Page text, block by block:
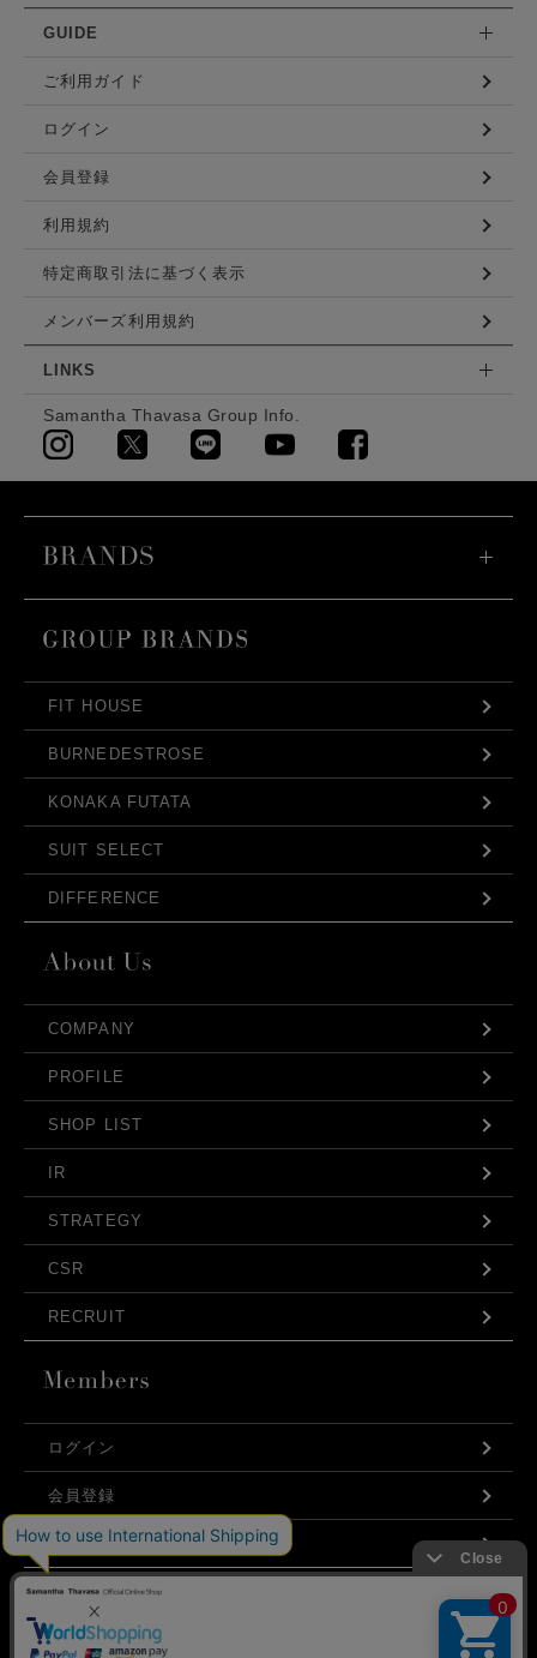
発売日
価格(安い順)
商品品番
GUIDE
ご利用ガイド
ログイン
会員登録
利用規約
特定商取引法に基づく表示
メンバーズ利用規約
LINKS
Samantha Thavasa Group Info.
FIT HOUSE
BURNEDESTROSE
KONAKA FUTATA
SUIT SELECT
DIFFERENCE
COMPANY
PROFILE
SHOP LIST
IR
STRATEGY
CSR
RECRUIT
ログイン
会員登録
利用規約
お問い合わせ
プライバシーポリシー
弊社はCookieを利用し、Webの利便性向上に努め
ております。「承諾する」をクリックしていただ